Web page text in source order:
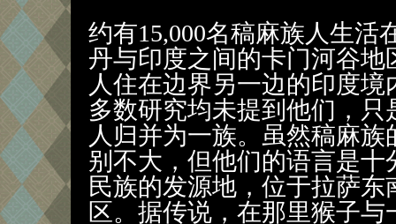
约有15,000名稿麻族人生活
丹与印度之间的卡门河谷
人住在边界另一边的印度
多数研究均未提到他们，
人归并为一族。虽然稿麻
别不大，但他们的语言是
民族的发源地，位于拉萨
区。据传说，在那里猴子